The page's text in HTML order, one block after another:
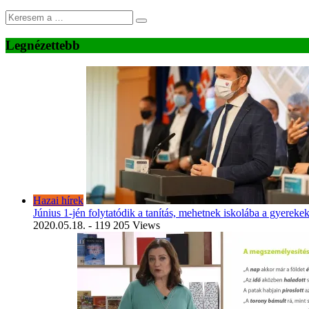
Legnézettebb
Hazai hírek
Június 1-jén folytatódik a tanítás, mehetnek iskolába a gyerekek
2020.05.18. - 119 205 Views